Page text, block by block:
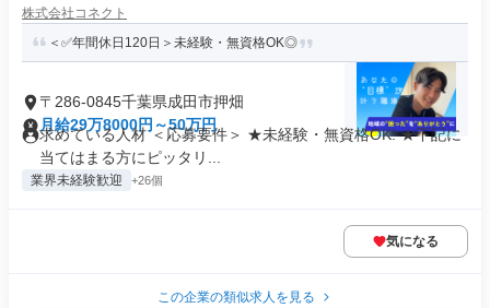
株式会社コネクト
＜✅年間休日120日＞未経験・無資格OK◎
〒286-0845千葉県成田市押畑
月給29万8000円～50万円
求めている人材 ＜応募要件＞ ★未経験・無資格OK! ★下記に
当てはまる方にピッタリ...
業界未経験歓迎 +26個
気になる
この企業の類似求人を見る